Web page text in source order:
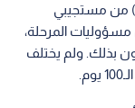
بتقييم أداء الرئيس، فقد أفاد (49%) من مستجيبي
مسؤوليات المرحلة،
بذلك. ولم يختلف